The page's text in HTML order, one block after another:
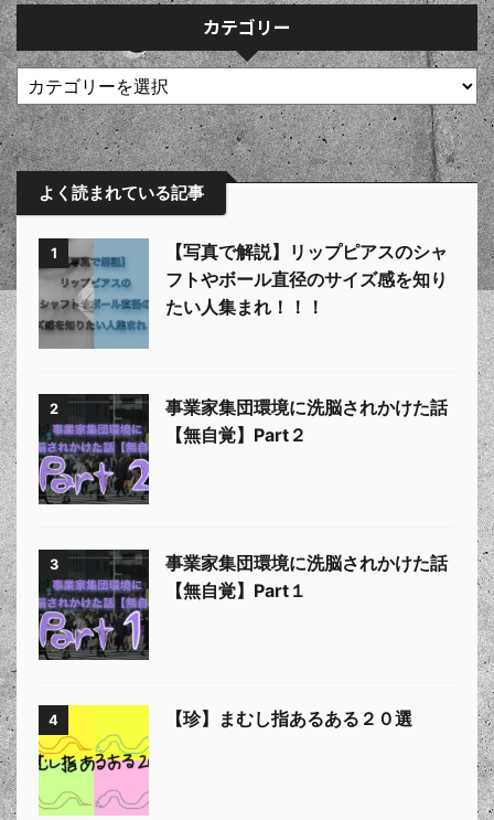
カテゴリー
よく読まれている記事
1
【写真で解説】リップピアスのシャ
フトやボール直径のサイズ感を知り
たい人集まれ！！！
2
事業家集団環境に洗脳されかけた話
【無自覚】Part２
3
事業家集団環境に洗脳されかけた話
【無自覚】Part１
4 【珍】まむし指あるある２０選